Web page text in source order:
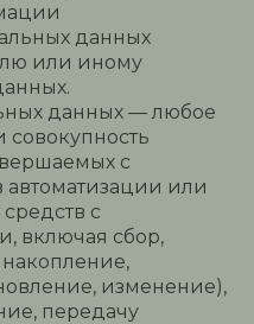
данных
или иному
данных — любое
с
автоматизации или
с
включая сбор,
изменение),
передачу